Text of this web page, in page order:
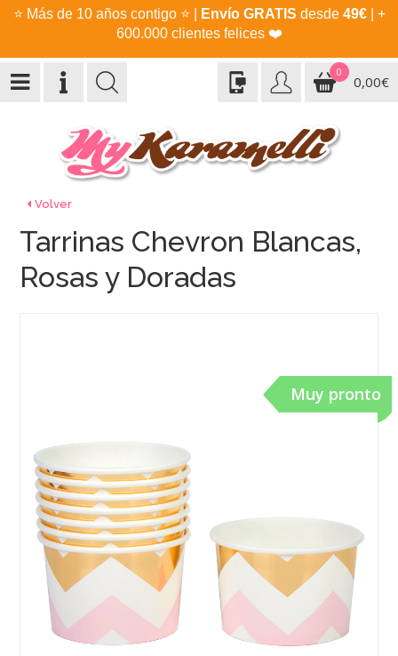
⭐ Más de 10 años contigo ⭐ Envío GRATIS desde 49€| +
600.000 clientes felices ❤️
0
0,00€
Volver
Muy pronto
Tarrinas Chevron Blancas,
Rosas y Doradas